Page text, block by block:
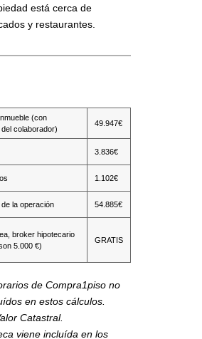
está cerca de
y restaurantes.
(con
colaborador)
49.947€
3.836€
1.102€
la operación 54.885€
broker hipotecario
5.000 €)
GRATIS
de Compra1piso no
en estos cálculos.
Catastral.
viene incluída en los